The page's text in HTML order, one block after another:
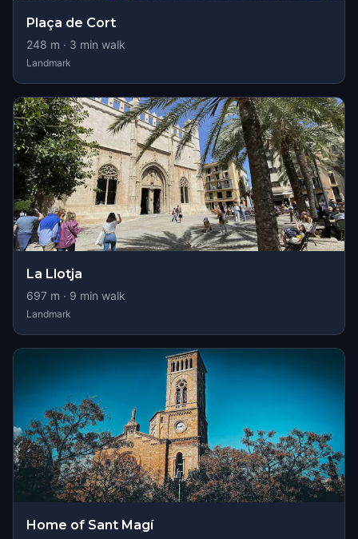
Plaça de Cort
248 m · 3 min walk
Landmark
La Llotja
697 m · 9 min walk
Landmark
Home of Sant Magí